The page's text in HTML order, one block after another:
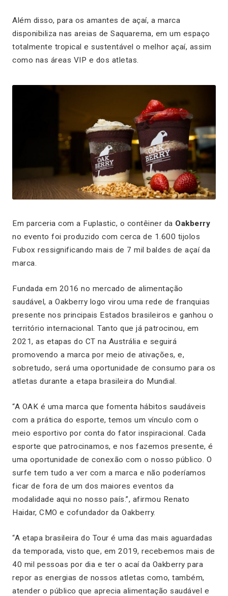
Além disso, para os amantes de açaí, a marca
disponibiliza nas areias de Saquarema, em um espaço
totalmente tropical e sustentável o melhor açaí, assim
como nas áreas VIP e dos atletas.
Em parceria com a Fuplastic, o contêiner da Oakberry
no evento foi produzido com cerca de 1.600 tijolos
Fubox ressignificando mais de 7 mil baldes de açaí da
marca.
Fundada em 2016 no mercado de alimentação
saudável, a Oakberry logo virou uma rede de franquias
presente nos principais Estados brasileiros e ganhou o
território internacional. Tanto que já patrocinou, em
2021, as etapas do CT na Austrália e seguirá
promovendo a marca por meio de ativações, e,
sobretudo, será uma oportunidade de consumo para os
atletas durante a etapa brasileira do Mundial.
“A OAK é uma marca que fomenta hábitos saudáveis
com a prática do esporte, temos um vínculo com o
meio esportivo por conta do fator inspiracional. Cada
esporte que patrocinamos, e nos fazemos presente, é
uma oportunidade de conexão com o nosso público. O
surfe tem tudo a ver com a marca e não poderíamos
ficar de fora de um dos maiores eventos da
modalidade aqui no nosso país.”, afirmou Renato
Haidar, CMO e cofundador da Oakberry.
“A etapa brasileira do Tour é uma das mais aguardadas
da temporada, visto que, em 2019, recebemos mais de
40 mil pessoas por dia e ter o acaí da Oakberry para
repor as energias de nossos atletas como, também,
atender o público que aprecia alimentação saudável e